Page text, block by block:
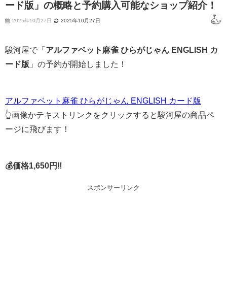
ード版」の概略と予約購入可能なショップ紹介！
2025年10月27日 2025年10月27日
駿河屋で「 アルファベット麻雀 ひらがじゃん ENGLISH カ
ード版 」の予約が開始しました！
アルファベット麻雀 ひらがじゃん ENGLISH カード版
👆画像かテキストリンクをクリックすると駿河屋の商品ペ
ージに飛びます！
💰価格1,650円‼
スポンサーリンク